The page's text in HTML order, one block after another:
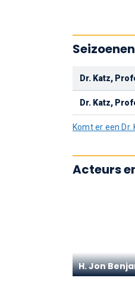
Seizoenen
Dr. Katz,
Dr. Katz,
Komt er een
Acteurs
H. Jon